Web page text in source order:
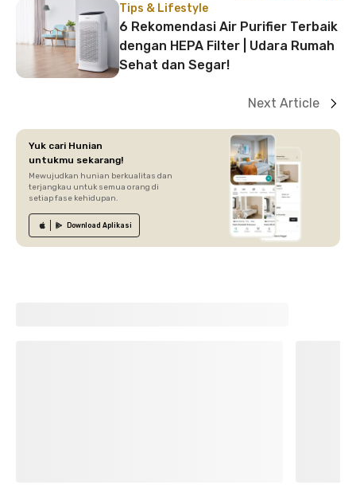
Tips & Lifestyle
6 Rekomendasi Air Purifier Terbaik
dengan HEPA Filter | Udara Rumah
Sehat dan Segar!
Next Article
Yuk cari Hunian
untukmu sekarang!
Mewujudkan hunian berkualitas dan
terjangkau untuk semua orang di
setiap fase kehidupan.
Download Aplikasi